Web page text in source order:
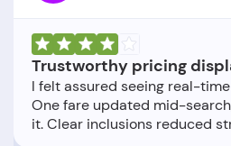
Trustworthy pricing
I felt assured seeing real-
One fare updated mid-